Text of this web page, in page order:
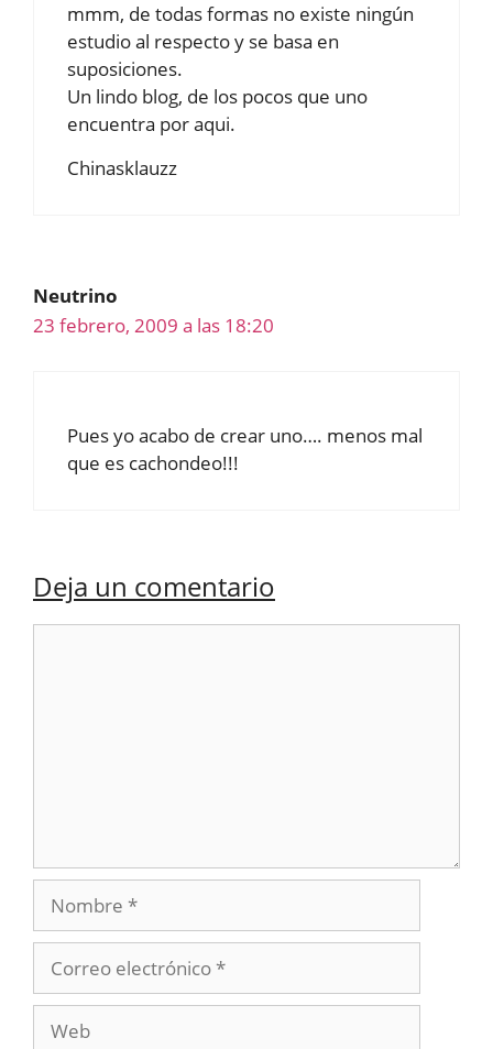
mmm, de todas formas no existe ningún
estudio al respecto y se basa en
suposiciones.
Un lindo blog, de los pocos que uno
encuentra por aqui.
Chinasklauzz
Neutrino
23 febrero, 2009 a las 18:20
Pues yo acabo de crear uno…. menos mal
que es cachondeo!!!
Deja un comentario
Nombre
electrónico